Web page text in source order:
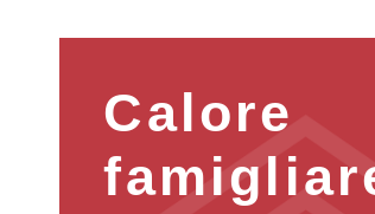
Calore